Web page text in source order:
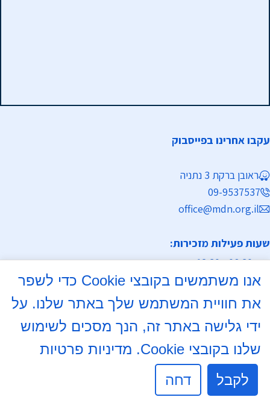
עקבו אחרינו בפייסבוק
ראובן ברקת 3 נתניה
09-9537537
office@mdn.org.il
שעות פעילות מזכירות:
א-ה 08:30 - 12:30
א, ד 16:00- 18:00
ימי שישי וערבי חג : בתיאום מראש בטלפון
09-9537537
אנו משתמשים בקובצי Cookie כדי לשפר
את חוויית המשתמש שלך באתר שלנו. על
ידי גלישה באתר זה, הנך מסכים לשימוש
שלנו בקובצי Cookie.
מדיניות פרטיות
לקבל
דחה